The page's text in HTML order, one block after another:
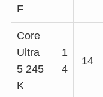
F
Core
Ultra
5 245
K
1
4
14